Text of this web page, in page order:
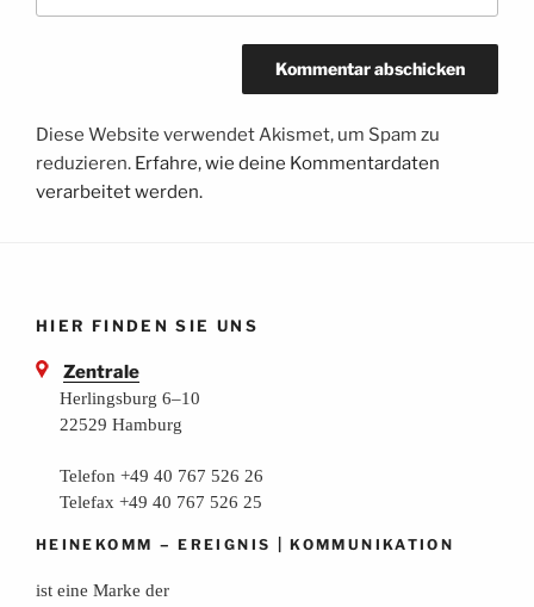
Diese Website verwendet Akismet, um Spam zu
reduzieren. Erfahre, wie deine Kommentardaten
verarbeitet werden.
HIER FINDEN SIE UNS
Zentrale
Herlingsburg 6–10
22529 Hamburg
Telefon +49 40 767 526 26
Telefax +49 40 767 526 25
HEINEKOMM –EREIGNIS |KOMMUNIKATION
ist eine Mar­ke der